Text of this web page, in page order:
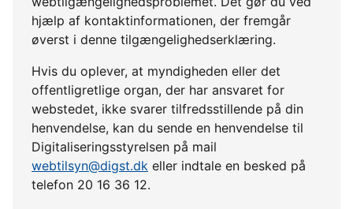
hjælp af kontaktinformationen, der fremgår
øverst i denne tilgængelighedserklæring.
Hvis du oplever, at myndigheden eller det
offentligretlige organ, der har ansvaret for
webstedet, ikke svarer tilfredsstillende på din
henvendelse, kan du sende en henvendelse til
Digitaliseringsstyrelsen på mail
webtilsyn@digst.dk eller indtale en besked på
telefon 20 16 36 12.